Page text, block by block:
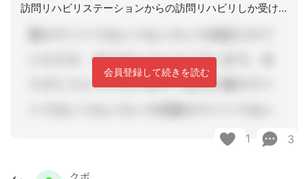
訪問リハビリステーションからの訪問リハビリしか受けれない・・ではなく・・そもそも
会員登録して続きを読む
1 3